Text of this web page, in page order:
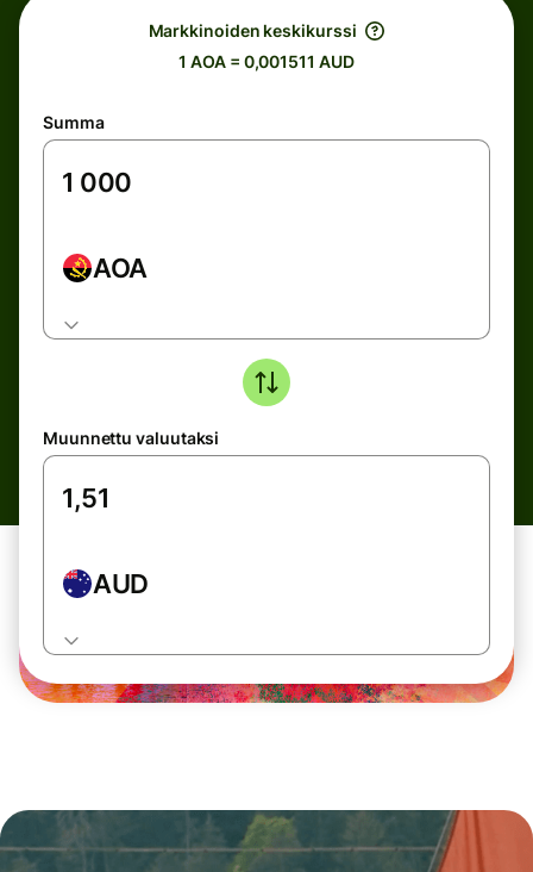
Markkinoiden keskikurssi
1 AOA = 0,001511 AUD
Summa
AOA
Muunnettu valuutaksi
AUD